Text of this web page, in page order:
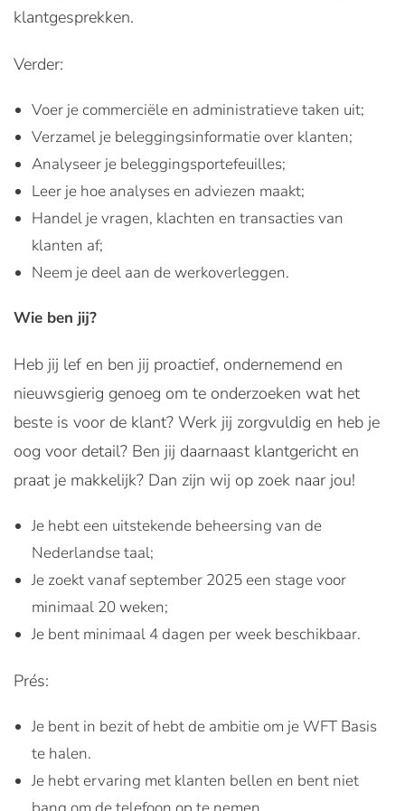
klantgesprekken.
Verder:
Voer je commerciële en administratieve taken uit;
Verzamel je beleggingsinformatie over klanten;
Analyseer je beleggingsportefeuilles;
Leer je hoe analyses en adviezen maakt;
Handel je vragen, klachten en transacties van
klanten af;
Neem je deel aan de werkoverleggen.
Wie ben jij?
Heb jij lef en ben jij proactief, ondernemend en
nieuwsgierig genoeg om te onderzoeken wat het
beste is voor de klant? Werk jij zorgvuldig en heb je
oog voor detail? Ben jij daarnaast klantgericht en
praat je makkelijk? Dan zijn wij op zoek naar jou!
Je hebt een uitstekende beheersing van de
Nederlandse taal;
Je zoekt vanaf september 2025 een stage voor
minimaal 20 weken;
Je bent minimaal 4 dagen per week beschikbaar.
Prés:
Je bent in bezit of hebt de ambitie om je WFT Basis
te halen.
Je hebt ervaring met klanten bellen en bent niet